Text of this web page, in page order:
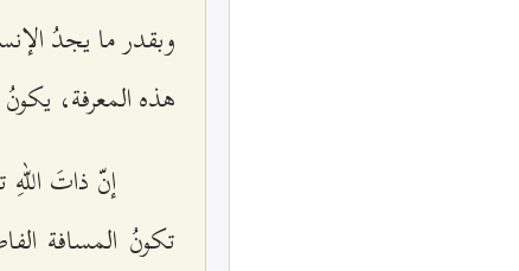
وبقدر ما يجدُ
هذه المعرفة،
إنّ ذاتَ
تكونُ المسافة